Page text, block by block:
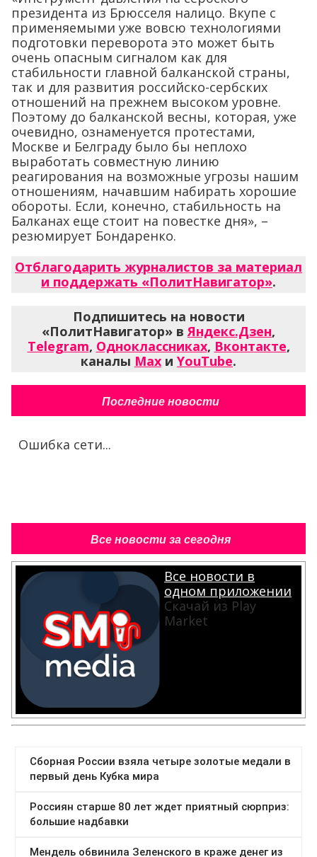
президента из Брюсселя налицо. Вкупе с
применяемыми уже вовсю технологиями
подготовки переворота это может быть
очень опасным сигналом как для
стабильности главной балканской страны,
так и для развития российско-сербских
отношений на прежнем высоком уровне.
Поэтому до балканской весны, которая, уже
очевидно, ознаменуется протестами,
Москве и Белграду было бы неплохо
выработать совместную линию
реагирования на возможные угрозы нашим
отношениям, начавшим набирать хорошие
обороты. Если, конечно, стабильность на
Балканах еще стоит на повестке дня», –
резюмирует Бондаренко.
Отблагодарить журналистов за материал
и поддержать «ПолитНавигатор».
Подпишитесь на новости
«ПолитНавигатор» вЯндекс.Дзен,
Telegram, Одноклассниках, Вконтакте,
каналы Max и YouTube.
Последние новости
Ошибка сети...
Все новости за сегодня
Все новости в
одном приложении
Скачай из Play
Market